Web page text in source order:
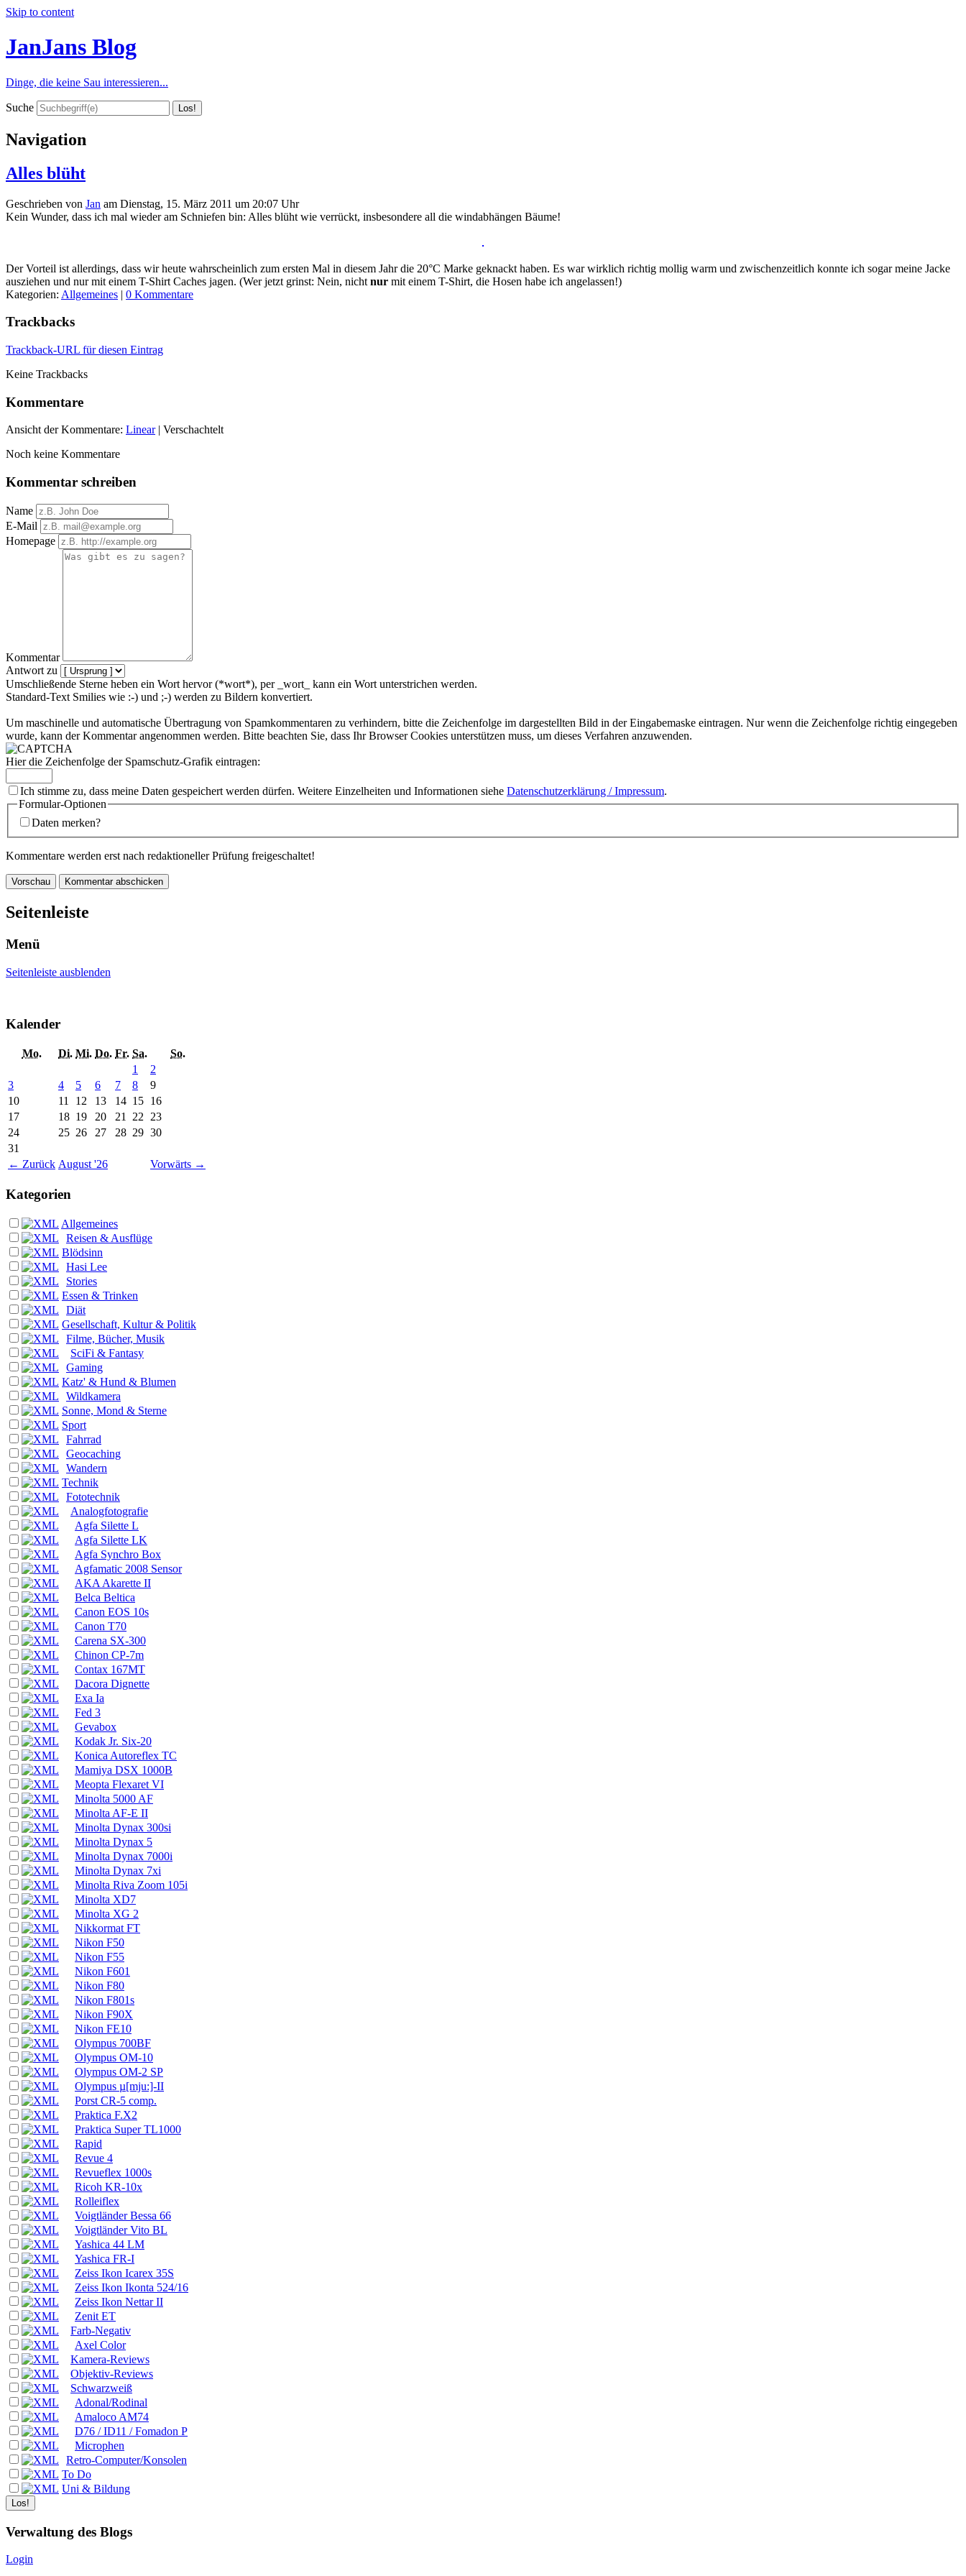
Skip to content
JanJans Blog
Dinge, die keine Sau interessieren...
Suche
Navigation
Alles blüht
Geschrieben von Jan am Dienstag, 15. März 2011 um 20:07 Uhr
Kein Wunder, dass ich mal wieder am Schniefen bin: Alles blüht wie verrückt, insbesondere all die windabhängen Bäume!
Der Vorteil ist allerdings, dass wir heute wahrscheinlich zum ersten Mal in diesem Jahr die 20°C Marke geknackt haben. Es war wirklich richtig mollig warm und zwischenzeitlich konnte ich sogar meine Jacke
ausziehen und nur mit einem T-Shirt Caches jagen. (Wer jetzt grinst: Nein, nicht nur mit einem T-Shirt, die Hosen habe ich angelassen!)
Kategorien: Allgemeines | 0 Kommentare
Trackbacks
Trackback-URL für diesen Eintrag
Keine Trackbacks
Kommentare
Ansicht der Kommentare: Linear| Verschachtelt
Noch keine Kommentare
Kommentar schreiben
Name
E-Mail
Homepage
Kommentar
Antwort zu
Umschließende Sterne heben ein Wort hervor (*wort*), per _wort_ kann ein Wort unterstrichen werden.
Standard-Text Smilies wie :-) und ;-) werden zu Bildern konvertiert.
Um maschinelle und automatische Übertragung von Spamkommentaren zu verhindern, bitte die Zeichenfolge im dargestellten Bild in der Eingabemaske eintragen. Nur wenn die Zeichenfolge richtig eingegeben
wurde, kann der Kommentar angenommen werden. Bitte beachten Sie, dass Ihr Browser Cookies unterstützen muss, um dieses Verfahren anzuwenden.
Hier die Zeichenfolge der Spamschutz-Grafik eintragen:
Ich stimme zu, dass meine Daten gespeichert werden dürfen. Weitere Einzelheiten und Informationen siehe Datenschutzerklärung / Impressum.
Formular-Optionen
Daten merken?
Kommentare werden erst nach redaktioneller Prüfung freigeschaltet!
Seitenleiste
Menü
Seitenleiste ausblenden
Kalender
Mo. Di. Mi. Do. Fr. Sa. So.
← Zurück August '26 Vorwärts →
1
2
3
4 5 6 7 8
9
10
11 12 13 14 15 16
17
18 19 20 21 22 23
24
25 26 27 28 29 30
31
Kategorien
Allgemeines
Reisen & Ausflüge
Blödsinn
Hasi Lee
Stories
Essen & Trinken
Diät
Gesellschaft, Kultur & Politik
Filme, Bücher, Musik
SciFi & Fantasy
Gaming
Katz' & Hund & Blumen
Wildkamera
Sonne, Mond & Sterne
Sport
Fahrrad
Geocaching
Wandern
Technik
Fototechnik
Analogfotografie
Agfa Silette L
Agfa Silette LK
Agfa Synchro Box
Agfamatic 2008 Sensor
AKA Akarette II
Belca Beltica
Canon EOS 10s
Canon T70
Carena SX-300
Chinon CP-7m
Contax 167MT
Dacora Dignette
Exa Ia
Fed 3
Gevabox
Kodak Jr. Six-20
Konica Autoreflex TC
Mamiya DSX 1000B
Meopta Flexaret VI
Minolta 5000 AF
Minolta AF-E II
Minolta Dynax 300si
Minolta Dynax 5
Minolta Dynax 7000i
Minolta Dynax 7xi
Minolta Riva Zoom 105i
Minolta XD7
Minolta XG 2
Nikkormat FT
Nikon F50
Nikon F55
Nikon F601
Nikon F80
Nikon F801s
Nikon F90X
Nikon FE10
Olympus 700BF
Olympus OM-10
Olympus OM-2 SP
Olympus µ[mju:]-II
Porst CR-5 comp.
Praktica F.X2
Praktica Super TL1000
Rapid
Revue 4
Revueflex 1000s
Ricoh KR-10x
Rolleiflex
Voigtländer Bessa 66
Voigtländer Vito BL
Yashica 44 LM
Yashica FR-I
Zeiss Ikon Icarex 35S
Zeiss Ikon Ikonta 524/16
Zeiss Ikon Nettar II
Zenit ET
Farb-Negativ
Axel Color
Kamera-Reviews
Objektiv-Reviews
Schwarzweiß
Adonal/Rodinal
Amaloco AM74
D76 / ID11 / Fomadon P
Microphen
Retro-Computer/Konsolen
To Do
Uni & Bildung
Verwaltung des Blogs
Login